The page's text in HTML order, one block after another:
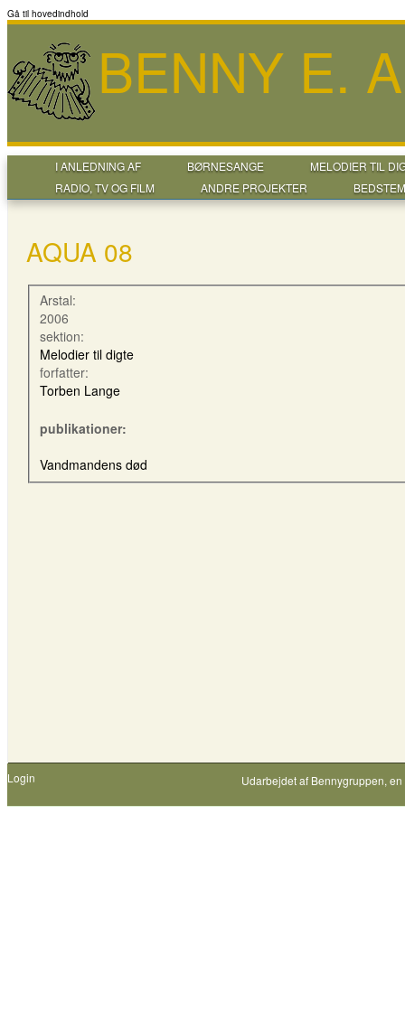
Gå til hovedindhold
BENNY E.
I ANLEDNING AF BØRNESANGE
MELODIER TIL
RADIO, TV OG FILM
ANDRE PROJEKTER
AQUA 08
Arstal:
2006
sektion:
Melodier til digte
forfatter:
Torben Lange
publikationer:
Vandmandens død
Login Udarbejdet af Bennygruppen,